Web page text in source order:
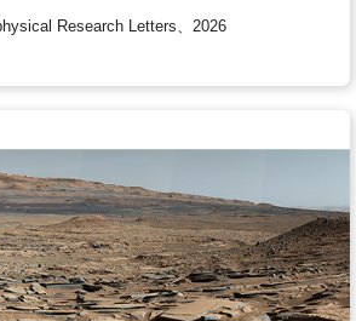
Research Letters、2026